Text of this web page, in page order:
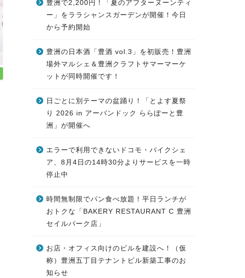
豊洲で2,200円！「夏のアフターヌーンティ
ー」をララシャンスガーデンが開催！今日
から予約開始
豊洲の日本酒「豊酒 vol.3」を初販売！豊洲
場外マルシェ＆豊洲クラフトサマーマーケ
ットが同時開催です！
日ごとに別テーマの盆踊り！「とよす夏祭
り 2026 in アーバンドック ららぽーと豊
洲」が開催へ
エラーで利用できないドコモ・バイクシェ
ア、8月4日の14時30分よりサービスを一時
停止中
時間無制限でパン食べ放題！平日ランチが
おトクな「BAKERY RESTAURANT C 豊洲
セイルパーク店」
お店・オフィス向けのビルを建設へ！（仮
称）豊洲五丁目テナントビル新築工事のお
知らせ